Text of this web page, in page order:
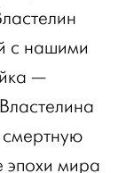
с нашими
—
смертную
эпохи мира